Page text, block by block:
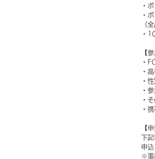
・
・
（
・
【
・
・
・
・
・
・
【
下記
申
※事